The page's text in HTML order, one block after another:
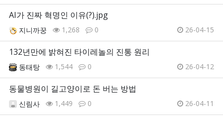
AI가 진짜 혁명인 이유(?).jpg
지니까꿍 1,268 0 26-04-15
132년만에 밝혀진 타이레놀의 진통 원리
동태탕 1,544 0 26-04-12
동물병원이 길고양이로 돈 버는 방법
신림사 1,449 0 26-04-11